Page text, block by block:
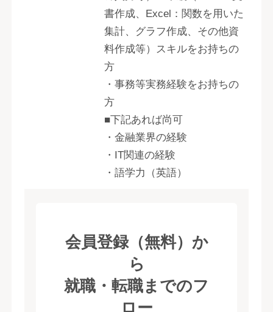
書作成、Excel：関数を用いた
集計、グラフ作成、その他資
料作成等）スキルをお持ちの
方
・事務等実務経験をお持ちの
方
■下記あれば尚可
・金融業界の経験
・IT関連の経験
・語学力（英語）
会員登録（無料）か
ら
就職・転職までのフ
ロー